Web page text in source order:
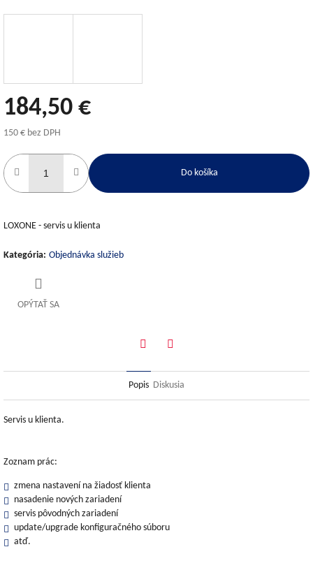
184,50 €
150 € bez DPH
cena:
Do košíka
LOXONE - servis u klienta
Kategória: Objednávka služieb
OPÝTAŤ SA
Popis Diskusia
Servis u klienta.
Zoznam prác:
zmena nastavení na žiadosť klienta
nasadenie nových zariadení
servis pôvodných zariadení
update/upgrade konfiguračného súboru
atď.